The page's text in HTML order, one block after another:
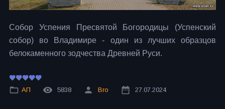
Собор Успения Пресвятой Богородицы (Успенский
собор) во Владимире - один из лучших образцов
белокаменного зодчества Древней Руси.
АП 5838 Bro 27.07.2024